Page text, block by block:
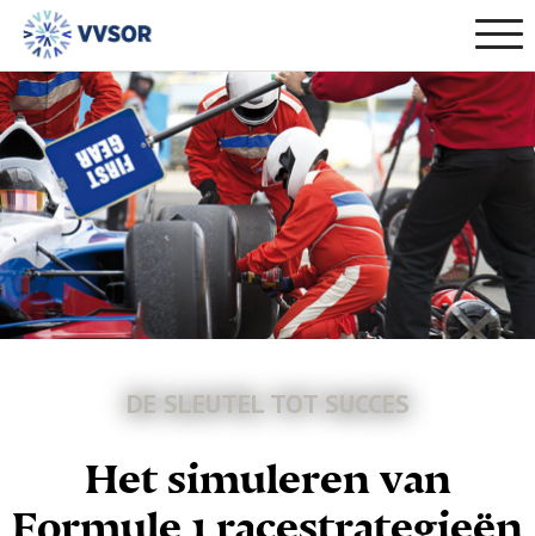
DE SLEUTEL TOT SUCCES
Het simuleren van